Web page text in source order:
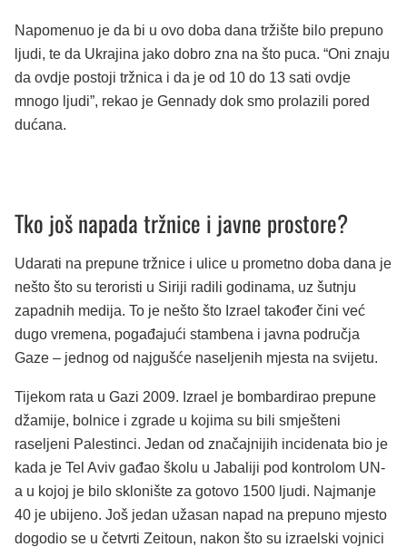
Napomenuo je da bi u ovo doba dana tržište bilo prepuno
ljudi, te da Ukrajina jako dobro zna na što puca. “Oni znaju
da ovdje postoji tržnica i da je od 10 do 13 sati ovdje
mnogo ljudi”, rekao je Gennady dok smo prolazili pored
dućana.
Tko još napada tržnice i javne prostore?
Udarati na prepune tržnice i ulice u prometno doba dana je
nešto što su teroristi u Siriji radili godinama, uz šutnju
zapadnih medija. To je nešto što Izrael također čini već
dugo vremena, pogađajući stambena i javna područja
Gaze – jednog od najgušće naseljenih mjesta na svijetu.
Tijekom rata u Gazi 2009. Izrael je bombardirao prepune
džamije, bolnice i zgrade u kojima su bili smješteni
raseljeni Palestinci. Jedan od značajnijih incidenata bio je
kada je Tel Aviv gađao školu u Jabaliji pod kontrolom UN-
a u kojoj je bilo sklonište za gotovo 1500 ljudi. Najmanje
40 je ubijeno. Još jedan užasan napad na prepuno mjesto
dogodio se u četvrti Zeitoun, nakon što su izraelski vojnici